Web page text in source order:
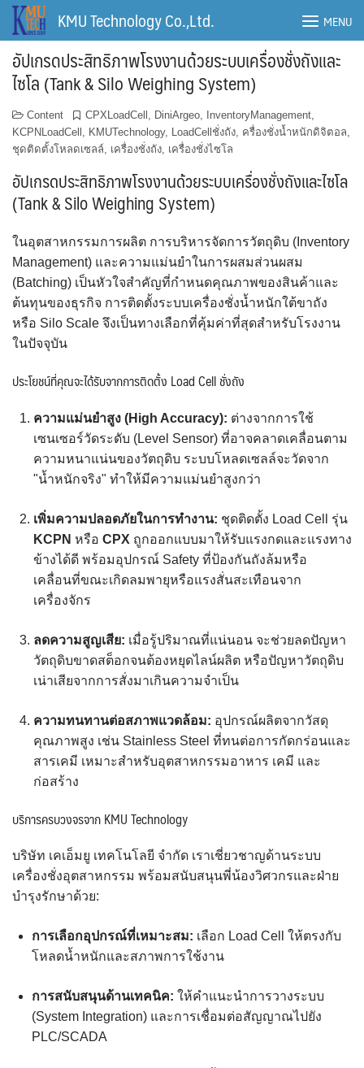
Skip
content
KMU Technology Co.,Ltd. MENU
อัปเกรดประสิทธิภาพโรงงานด้วยระบบเครื่องชั่งถังและ
ไซโล (Tank & Silo Weighing System)
Content CPXLoadCell , DiniArgeo, InventoryManagement,
KCPNLoadCell , KMUTechnology, LoadCellชั่งถัง, ครื่องชั่งน้ำหนักดิจิตอล,
ชุดติดตั้งโหลดเซลล์, เครื่องชั่งถัง, เครื่องชั่งไซโล
อัปเกรดประสิทธิภาพโรงงานด้วยระบบเครื่องชั่งถังและไซโล
(Tank & Silo Weighing System)
ในอุตสาหกรรมการผลิต การบริหารจัดการวัตถุดิบ (Inventory
Management) และความแม่นยำในการผสมส่วนผสม
(Batching) เป็นหัวใจสำคัญที่กำหนดคุณภาพของสินค้าและ
ต้นทุนของธุรกิจ การติดตั้งระบบเครื่องชั่งน้ำหนักใต้ขาถัง
หรือ Silo Scale จึงเป็นทางเลือกที่คุ้มค่าที่สุดสำหรับโรงงาน
ในปัจจุบัน
ประโยชน์ที่คุณจะได้รับจากการติดตั้ง Load Cell ชั่งถัง
ความแม่นยำสูง (High Accuracy): ต่างจากการใช้
เซนเซอร์วัดระดับ (Level Sensor) ที่อาจคลาดเคลื่อนตาม
ความหนาแน่นของวัตถุดิบ ระบบโหลดเซลล์จะวัดจาก
"น้ำหนักจริง" ทำให้มีความแม่นยำสูงกว่า
เพิ่มความปลอดภัยในการทำงาน: ชุดติดตั้ง Load Cell รุ่น
KCPN หรือ CPX ถูกออกแบบมาให้รับแรงกดและแรงทาง
ข้างได้ดี พร้อมอุปกรณ์ Safety ที่ป้องกันถังล้มหรือ
เคลื่อนที่ขณะเกิดลมพายุหรือแรงสั่นสะเทือนจาก
เครื่องจักร
ลดความสูญเสีย: เมื่อรู้ปริมาณที่แน่นอน จะช่วยลดปัญหา
วัตถุดิบขาดสต็อกจนต้องหยุดไลน์ผลิต หรือปัญหาวัตถุดิบ
เน่าเสียจากการสั่งมาเกินความจำเป็น
ความทนทานต่อสภาพแวดล้อม: อุปกรณ์ผลิตจากวัสดุ
คุณภาพสูง เช่น Stainless Steel ที่ทนต่อการกัดกร่อนและ
สารเคมี เหมาะสำหรับอุตสาหกรรมอาหาร เคมี และ
ก่อสร้าง
บริการครบวงจรจาก KMU Technology
บริษัท เคเอ็มยู เทคโนโลยี จำกัด เราเชี่ยวชาญด้านระบบ
เครื่องชั่งอุตสาหกรรม พร้อมสนับสนุนพี่น้องวิศวกรและฝ่าย
บำรุงรักษาด้วย:
การเลือกอุปกรณ์ที่เหมาะสม: เลือก Load Cell ให้ตรงกับ
โหลดน้ำหนักและสภาพการใช้งาน
การสนับสนุนด้านเทคนิค: ให้คำแนะนำการวางระบบ
(System Integration) และการเชื่อมต่อสัญญาณไปยัง
PLC/SCADA